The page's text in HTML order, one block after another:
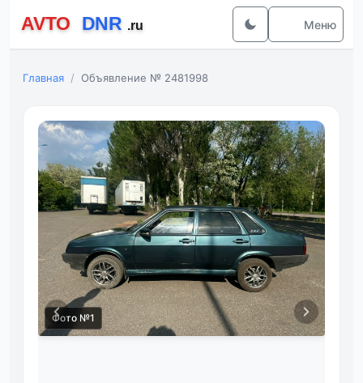
Меню
Главная Объявление № 2481998
Фото №1